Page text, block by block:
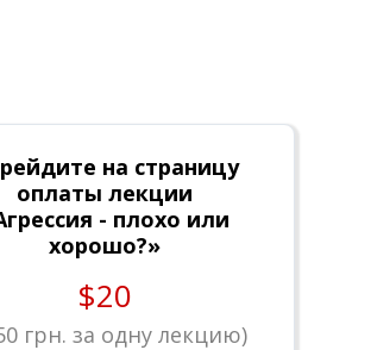
на страницу
оплаты лекции
- плохо или
хорошо?»
$20
грн. за одну лекцию)